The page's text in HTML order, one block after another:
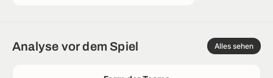
Analyse vor dem Spiel Alles sehen